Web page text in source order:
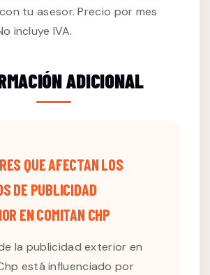
tu asesor. Precio por mes
incluye IVA.
ADICIONAL
QUE AFECTAN LOS
DE PUBLICIDAD
EN COMITAN CHP
la publicidad exterior en
está influenciado por